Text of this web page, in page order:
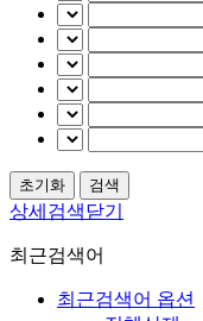
상세검색닫기
최근검색어
최근검색어 옵션